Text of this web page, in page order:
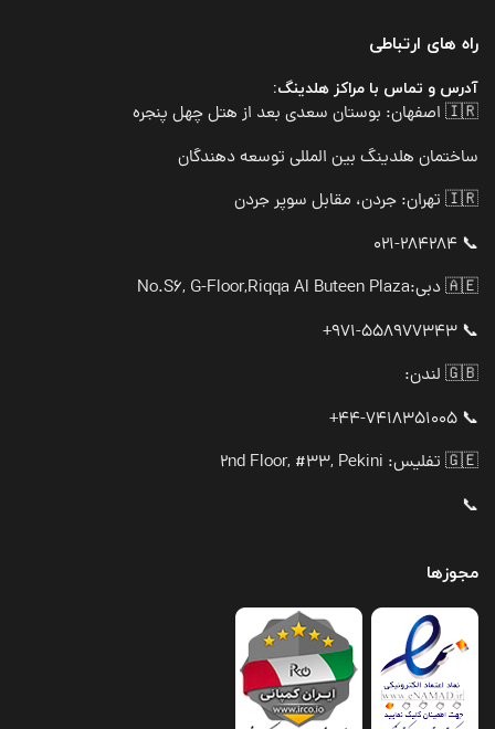
راه های ارتباطی
آدرس و تماس با مراکز هلدینگ:
🇮🇷 اصفهان: بوستان سعدی بعد از هتل چهل پنجره
ساختمان هلدینگ بین المللی توسعه دهندگان
🇮🇷 تهران: جردن، مقابل سوپر جردن
📞 021-284284
🇦🇪 دبی:
No.S6, G-Floor,Riqqa Al Buteen Plaza
📞 971-558977343+
🇬🇧 لندن:
📞 44-7418351005+
🇬🇪 تفلیس: 2nd Floor, #33, Pekini
📞
مجوزها